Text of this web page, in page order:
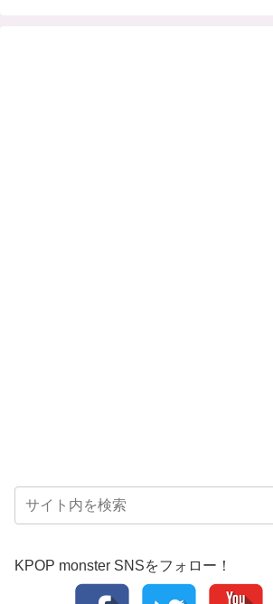
KPOP monster SNSをフォロー！